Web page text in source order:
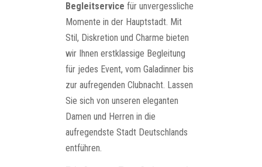
Begleitservice für unvergessliche
Momente in der Hauptstadt. Mit
Stil, Diskretion und Charme bieten
wir Ihnen erstklassige Begleitung
für jedes Event, vom Galadinner bis
zur aufregenden Clubnacht. Lassen
Sie sich von unseren eleganten
Damen und Herren in die
aufregendste Stadt Deutschlands
entführen.